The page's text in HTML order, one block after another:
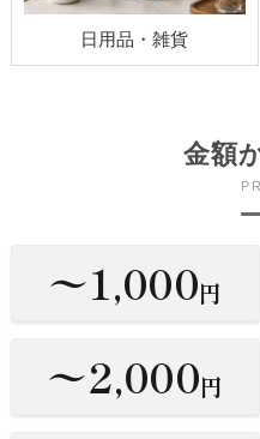
日用品・雑貨
金額
〜1,000円
〜2,000円